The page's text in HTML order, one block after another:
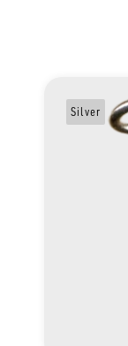
Silver